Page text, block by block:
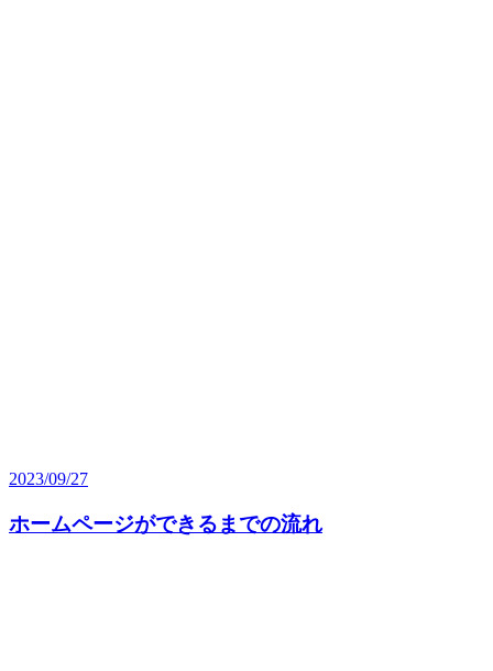
2023/09/27
ホームページができるまでの流れ